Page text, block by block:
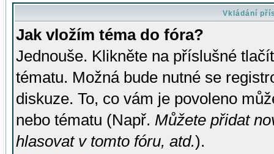
Vkládání
Jak vložím téma do fóra?
Jednouše. Klikněte na příslušné
tématu. Možná bude nutné se
diskuze. To, co vám je povoleno
nebo tématu (Např. Můžete přidat
hlasovat v tomto fóru, atd.).